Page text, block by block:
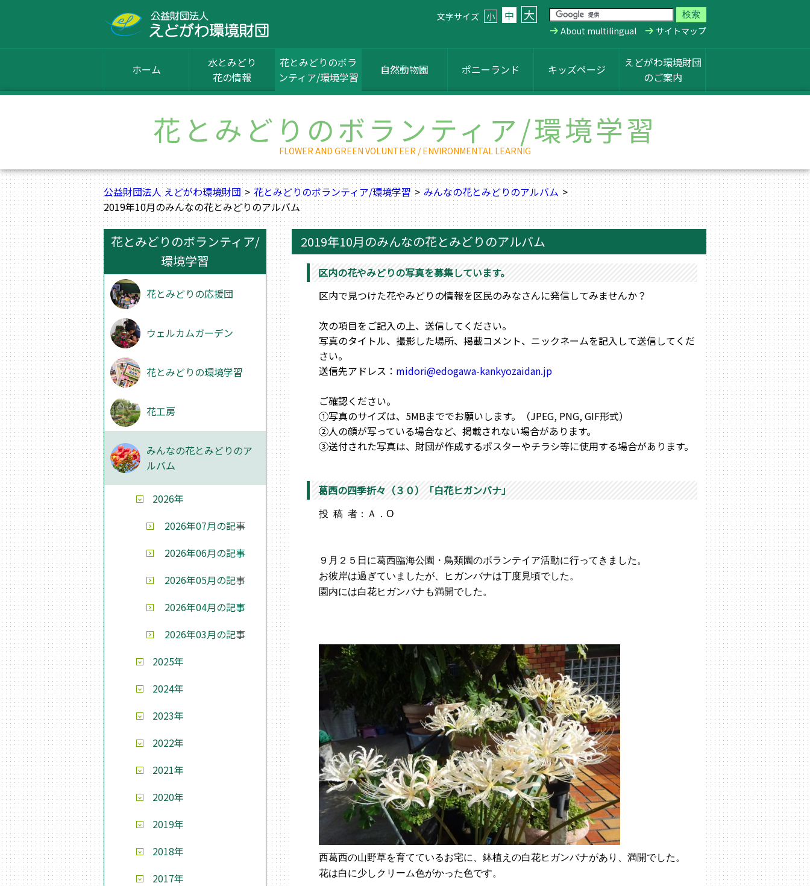
文字サイズ 小 中 大
About multilingual サイトマップ
ホーム
水とみどり
花の情報
花とみどりのボラ
ンティア/環境学習
自然動物園 ポニーランド キッズページ
えどがわ環境財団
のご案内
花とみどりのボランティア/環境学習
FLOWER AND GREEN VOLUNTEER / ENVIRONMENTAL LEARNIG
公益財団法人 えどがわ環境財団 花とみどりのボランティア/環境学習
みんなの花とみどりのアルバム
2019年10月のみんなの花とみどりのアルバム
2019年10月のみんなの花とみどりのアルバム
区内の花やみどりの写真を募集しています。
区内で見つけた花やみどりの情報を区民のみなさんに発信してみませんか？
次の項目をご記入の上、送信してください。
写真のタイトル、撮影した場所、掲載コメント、ニックネームを記入して送信してくだ
さい。
送信先アドレス： midori@edogawa-kankyozaidan.jp
ご確認ください。
①写真のサイズは、5MBまででお願いします。（JPEG, PNG, GIF形式）
②人の顔が写っている場合など、掲載されない場合があります。
③送付された写真は、財団が作成するポスターやチラシ等に使用する場合があります。
葛西の四季折々（３０）「白花ヒガンバナ」
投 稿 者：Ａ．O
９月２５日に葛西臨海公園・鳥類園のボランテイア活動に行ってきました。
お彼岸は過ぎていましたが、ヒガンバナは丁度見頃でした。
園内には白花ヒガンバナも満開でした。
西葛西の山野草を育てているお宅に、鉢植えの白花ヒガンバナがあり、満開でした。
花は白に少しクリーム色がかった色です。
花とみどりのボランティア/
環境学習
花とみどりの応援団
ウェルカムガーデン
花とみどりの環境学習
花工房
みんなの花とみどりのア
ルバム
2026年
2026年07月の記事
2026年06月の記事
2026年05月の記事
2026年04月の記事
2026年03月の記事
2025年
2024年
2023年
2022年
2021年
2020年
2019年
2018年
2017年